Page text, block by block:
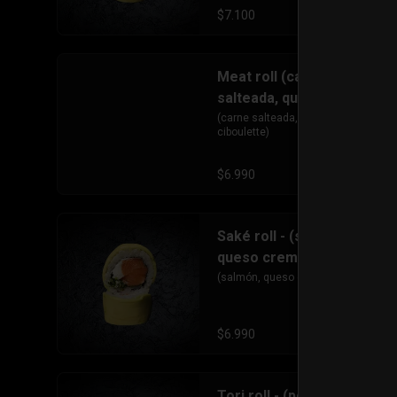
$7.100
Meat roll (carne
salteada, queso crema y
ciboulette)
(carne salteada, queso crema y
ciboulette)
$6.990
Saké roll - (salmón,
queso crema, ciboulette)
(salmón, queso crema, ciboulette)
$6.990